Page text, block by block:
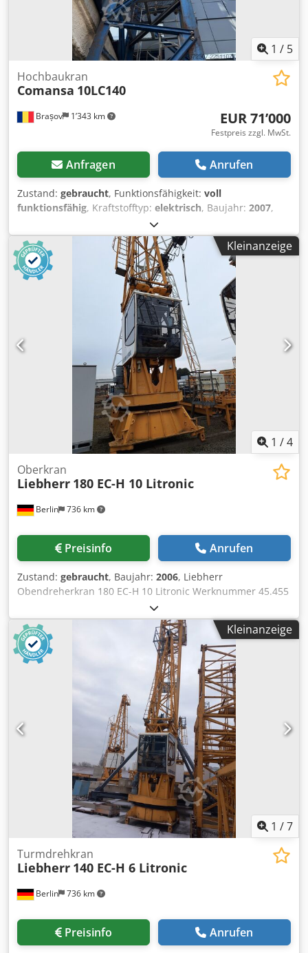
1 / 5
Brașov 1’343 km
Hochbaukran
Comansa 10LC140
EUR 71’000
Festpreis zzgl. MwSt.
Anfragen Anrufen
Zustand: gebraucht, Funktionsfähigkeit: voll
funktionsfähig, Kraftstofftyp: elektrisch, Baujahr: 2007,
Comansa 10CL140 Flachtop-Turmdrehkran Dsdpjzr Utgefx
Aiveck -Verfügbar ab Oktober 2026, derzeit befindet sich
der Kran auf einer Baustelle in Brasov, Rumänien im
Einsatz. -Sehr guter Betriebszustand, alle
Wartungsarbeiten wurden rechtzeitig durchgeführt,
Stahlseil im Jahr 2025 ausgetauscht. -Baujahr 2007 -
Auslegerlänge 51,6 m -Turmhöhe 40,6 m -Maximale
Tragfähigkeit: 8 Tonnen in 4 Strängen bei einer Reichweite
von 17,7 m -Nenntragfähigkeit: 2,1 Tonnen in 2 Strängen
bei einer Reichweite von 55 m -Elektrische Leistung 35 kW -
Bodensteuerung, Funkfernbedienung -Abmessungen des
Turmsegments: 1,6 x 1,6 m
Kleinanzeige
1 /4
Berlin 736 km
Oberkran
Liebherr 180 EC-H 10 Litronic
Preisinfo Anrufen
Zustand: gebraucht, Baujahr: 2006, Liebherr
Obendreherkran 180 EC-H 10 Litronic Werknummer 45.455
Gebrauchter Liebherr Obendreherkran 180 EC-H 10
Litronic aus dem Baujahr 2006. Angeboten wird der
Oberkran mit 50,0 m Ausladung. Geeignet für Hochbau,
Industrie- und Großbaustellen. Hersteller: Liebherr Modell:
180 EC-H 10 Litronic Dcedpfx Aey Thfbjivek Maschinentyp:
Obendreherkran Werknummer: 45.455 Baujahr: 2006
Ausladung: 50,0 m Traglastklasse: 10 t Steuerung: Litronic
Ausführung: Nur Oberkran Einsatzbereich: Hochbau,
Industrie, Baustellen Zustand: gebraucht
Kleinanzeige
1 /7
Berlin 736 km
Turmdrehkran
Liebherr 140 EC-H 6 Litronic
Preisinfo Anrufen